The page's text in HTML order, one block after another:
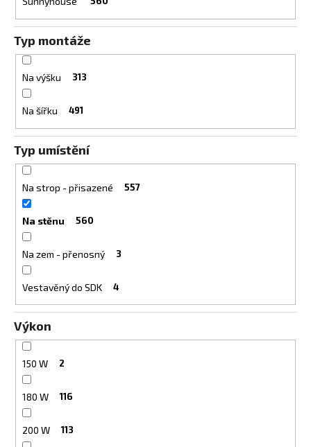
Typ montáže
Na výšku 313
Na šířku 491
Typ umístění
Na strop - přisazené 557
Na stěnu 560
Na zem - přenosný 3
Vestavěný do SDK 4
Výkon
150 W 2
180 W 116
200 W 113